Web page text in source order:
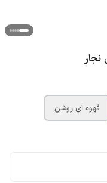
قهوه ای روشن